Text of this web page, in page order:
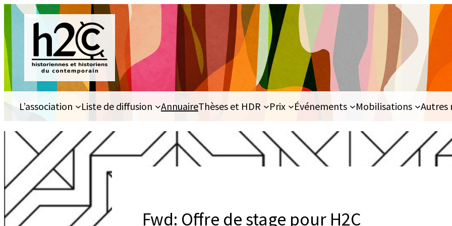
Aller
au
contenu
L’association Liste de diffusion AnnuaireThèses et HDR Prix Événements Mobilisations Autres
Fwd: Offre de stage pour H2C